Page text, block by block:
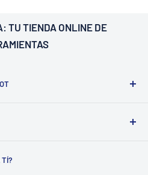
TU TIENDA ONLINE DE
TÍ?